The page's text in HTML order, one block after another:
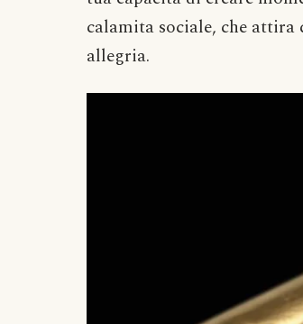
calamita sociale, che attira
allegria.